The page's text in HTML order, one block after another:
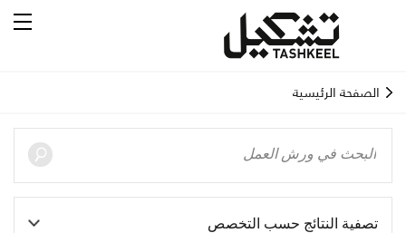
الصفحة الرئيسية
تصفية النتائج حسب التخصص